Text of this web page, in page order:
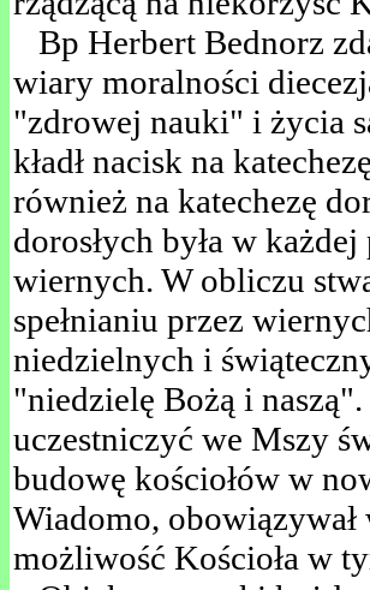
Bp Herbert Bednorz
wiary moralności
"zdrowej nauki" i życia
kładł nacisk na
również na katechezę
dorosłych była w
wiernych. W obliczu
spełnianiu przez
niedzielnych i
"niedzielę Bożą i
uczestniczyć we Mszy
budowę kościołów w
Wiadomo,
możliwość Kościoła w